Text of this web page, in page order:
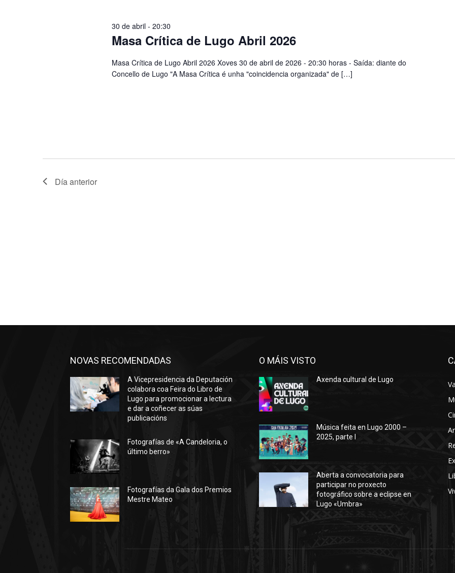
Masa Crítica de Lugo Abril 2026
30 de abril - 20:30
Masa Crítica de Lugo Abril 2026 Xoves 30 de abril de 2026 - 20:30 horas - Saída: diante do
Concello de Lugo "A Masa Crítica é unha "coincidencia organizada" de […]
Día anterior
NOVAS RECOMENDADAS
A Vicepresidencia da Deputación
colabora coa Feira do Libro de
Lugo para promocionar a lectura
e dar a coñecer as súas
publicacións
Fotografías de «A Candeloria, o
último berro»
Fotografías da Gala dos Premios
Mestre Mateo
O MÁIS VISTO
Axenda cultural de Lugo
Música feita en Lugo 2000 –
2025, parte I
Aberta a convocatoria para
participar no proxecto
fotográfico sobre a eclipse en
Lugo «Umbra»